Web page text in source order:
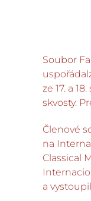
Soubor
ze 17. a
skvosty.
Členové
na
Classical
a